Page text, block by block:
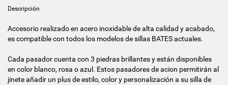
Descripción
Accesorio realizado en acero inoxidable de alta calidad y acabado,
es compatible con todos los modelos de sillas BATES actuales.
Cada pasador cuenta con 3 piedras brillantes y están disponibles
en color blanco, rosa o azul. Estos pasadores de acion permitirán al
jinete añadir un plus de estilo, color y personalización a su silla de